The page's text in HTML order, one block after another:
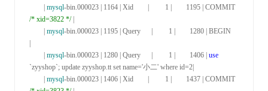
        |
mysql
/* xid=3822 */ |
        |
mysql-bin.000023 | 1195 | Query      |         1 |        1280 | BEGIN
|
        |
mysql-bin.000023 | 1280 | Query      |         1 |        1406 | use
`zyyshop`; update zyyshop.tt set name='小二' where id=2|
        |
mysql